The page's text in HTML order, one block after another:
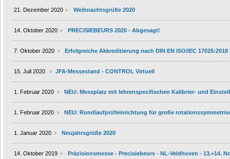
21. Dezember 2020 Weihnachtsgrüße 2020
14. Oktober 2020 PRECISIEBEURS 2020 - Abgesagt!
7. Oktober 2020 Erfolgreiche Akkreditierung nach DIN EN ISO/IEC 17025:2018
15. Juli 2020 JFA-Messestand - CONTROL Virtuell
1. Februar 2020 NEU: Messplatz mit lehrenspezifischen Kalibrier- und
1. Februar 2020 NEU: Rundlaufprüfeinrichtung für große
1. Januar 2020 Neujahrsgrüße 2020
14. Oktober 2019 Präzisionsmesse - Precisiebeurs - NL-Veldhoven - 13.+14.